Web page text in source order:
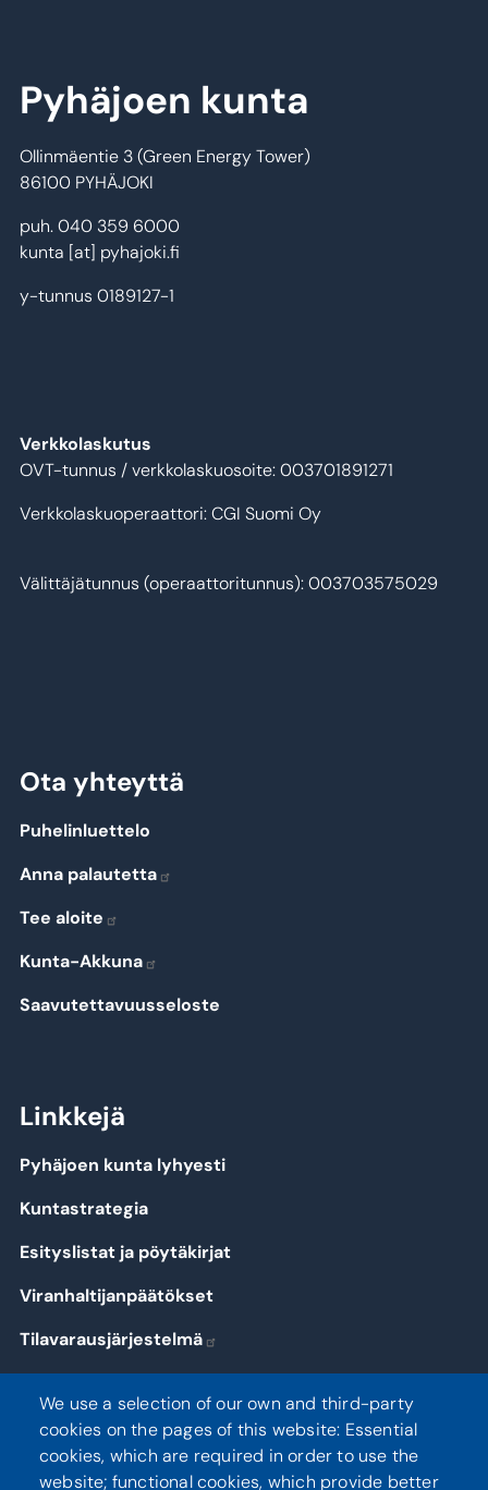
Pyhäjoen kunta
Ollinmäentie 3 (Green Energy Tower)
86100 PYHÄJOKI
puh. 040 359 6000
kunta [at] pyhajoki.fi
y-tunnus 0189127-1
Verkkolaskutus
OVT-tunnus / verkkolaskuosoite: 003701891271
Verkkolaskuoperaattori: CGI Suomi Oy
Välittäjätunnus (operaattoritunnus): 003703575029
Ota yhteyttä
Puhelinluettelo
Anna palautetta
Tee aloite
Kunta-Akkuna
Saavutettavuusseloste
Linkkejä
Pyhäjoen kunta lyhyesti
Kuntastrategia
Esityslistat ja pöytäkirjat
Viranhaltijanpäätökset
Tilavarausjärjestelmä
We use a selection of our own and third-party
cookies on the pages of this website: Essential
cookies, which are required in order to use the
website; functional cookies, which provide better